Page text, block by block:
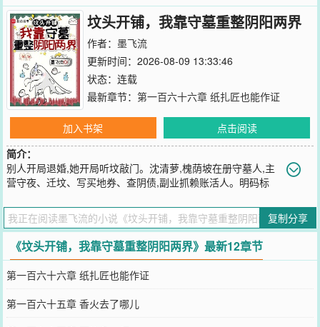
坟头开铺，我靠守墓重整阴阳两界
作者： 墨飞流
更新时间：2026-08-09 13:33:46
状态：连载
最新章节： 第一百六十六章 纸扎匠也能作证
加入书架
点击阅读
简介：
别人开局退婚,她开局听坟敲门。沈清萝,槐荫坡在册守墓人,主
营守夜、迁坟、写买地券、查阴债,副业抓赖账活人。明码标
冤?查。玄门大佬嫌她晦气?不好意思,先排队,死人还等着申冤。她原
本只想攒钱给养父迁坟,谁知一单接下来,牵出幽冥渊逃煞、玄司旧契、
白道黑手。后来,活人怕她算账,死人盼她开口,那些自称代表道统的玄
门大人物才发现——这个天天蹲坟头收钱的小守墓人,守的从来不是一
座坟。是阴阳两界最后的规矩。
您要是觉得《坟头开铺，我靠守墓重整阴阳两界
忘记向您QQ群和微博微信里的朋友推荐哦！
复制分享
《坟头开铺，我靠守墓重整阴阳两界》最新12章节
第一百六十六章 纸扎匠也能作证
第一百六十五章 香火去了哪儿